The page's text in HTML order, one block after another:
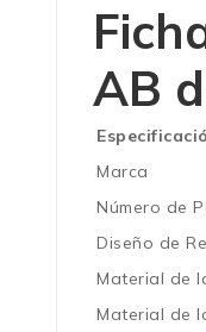
AB
Marca
Número de
Diseño de
Material de
Material de